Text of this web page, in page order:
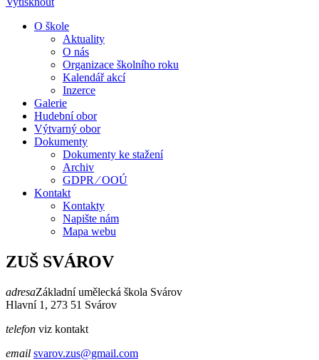
O škole
Aktuality
O nás
Organizace školního roku
Kalendář akcí
Inzerce
Galerie
Hudební obor
Výtvarný obor
Dokumenty
Dokumenty ke stažení
Archiv
GDPR ⁄ OOÚ
Kontakt
Kontakty
Napište nám
Mapa webu
ZUŠ SVÁROV
adresaZákladní umělecká škola Svárov
Hlavní 1, 273 51 Svárov
telefon viz kontakt
email svarov.zus@gmail.com